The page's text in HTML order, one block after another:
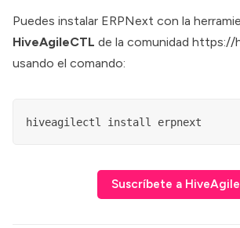
Puedes instalar ERPNext con la
HiveAgileCTL de la comunidad https://
usando el comando:
hiveagilectl install erpnext
Suscríbete a HiveAgile